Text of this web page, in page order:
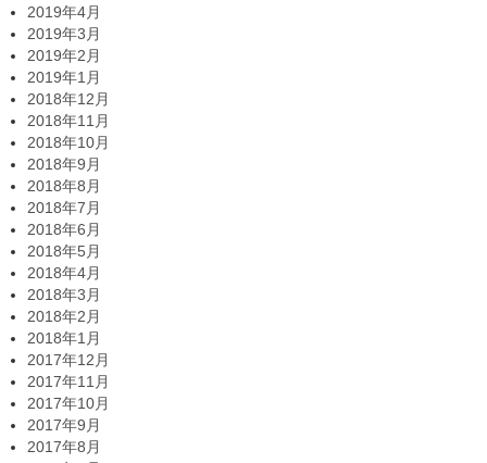
2019年4月
2019年3月
2019年2月
2019年1月
2018年12月
2018年11月
2018年10月
2018年9月
2018年8月
2018年7月
2018年6月
2018年5月
2018年4月
2018年3月
2018年2月
2018年1月
2017年12月
2017年11月
2017年10月
2017年9月
2017年8月